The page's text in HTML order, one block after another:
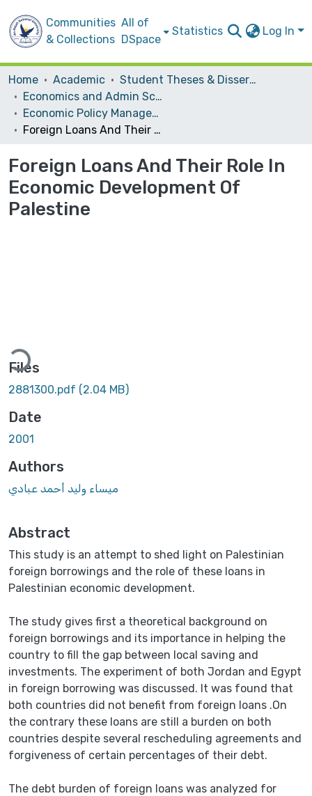
Communities
& Collections
All of
DSpace
Statistics Log In
Home Academic
Student Theses & Dissertations
Economics and Admin Sceince
Economic Policy Management
Foreign Loans And Their Role In Economic Development Of Palestine
Foreign Loans And Their Role In
Economic Development Of
Palestine
Loading...
Files
2881300.pdf (2.04 MB)
Date
2001
Authors
ميساء وليد أحمد عبادي
Abstract
This study is an attempt to shed light on Palestinian
foreign borrowings and the role of these loans in
Palestinian economic development.
The study gives first a theoretical background on
foreign borrowings and its importance in helping the
country to fill the gap between local saving and
investments. The experiment of both Jordan and Egypt
in foreign borrowing was discussed. It was found that
both countries did not benefit from foreign loans .On
the contrary these loans are still a burden on both
countries despite several rescheduling agreements and
forgiveness of certain percentages of their debt.
The debt burden of foreign loans was analyzed for